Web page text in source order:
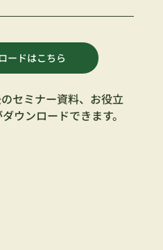
ードはこちら
セミナー資料、お役立
ウンロードできます。